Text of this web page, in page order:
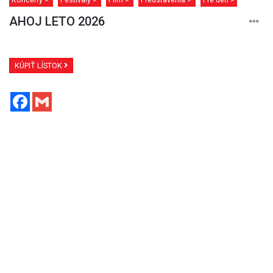
AHOJ LETO 2026
KÚPIŤ LÍSTOK
Facebook